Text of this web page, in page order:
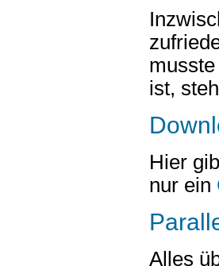
ist,
Hier
nur ein
Alles